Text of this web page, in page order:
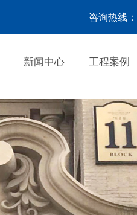
咨询热线：
新闻中心 工程案例